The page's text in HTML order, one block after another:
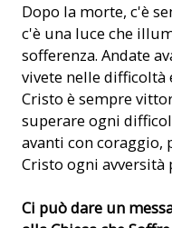
Dopo la morte, c'è
c'è una luce che
sofferenza. Andate
vivete nelle difficoltà
Cristo è sempre
superare ogni
avanti con coraggio,
Cristo ogni avversità
Ci può dare un